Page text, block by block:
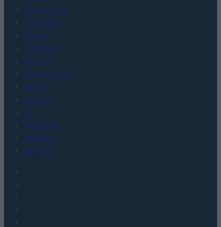
Porównania
Co kupić
Porady
Promocje
FinTech
Hardware PC
Moto
Gaming
AI
Redakcja
Reklama
Kontakt